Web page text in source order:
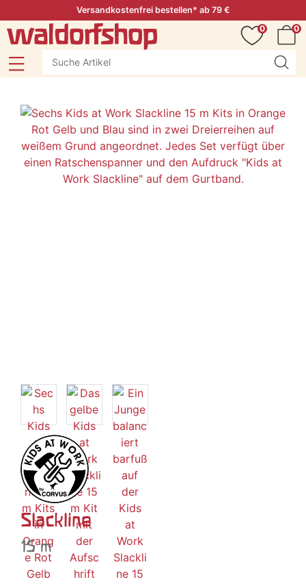
Versandkostenfrei bestellen* ab 79 €
0
0
Slackline
15 m